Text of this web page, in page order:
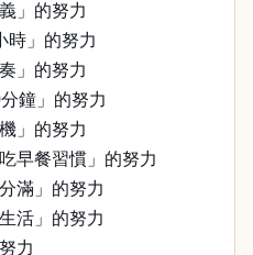
」的努力
時」的努力
」的努力
鐘」的努力
」的努力
早餐習慣」的努力
滿」的努力
活」的努力
力